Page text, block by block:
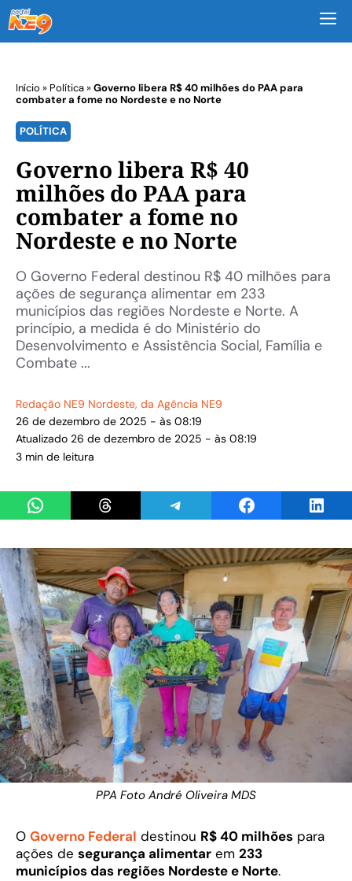
Início » Política»Governo libera R$ 40 milhões do PAA para
combater a fome no Nordeste e no Norte
POLÍTICA
Governo libera R$ 40
milhões do PAA para
combater a fome no
Nordeste e no Norte
O Governo Federal destinou R$ 40 milhões para
ações de segurança alimentar em 233
municípios das regiões Nordeste e Norte. A
princípio, a medida é do Ministério do
Desenvolvimento e Assistência Social, Família e
Combate ...
Redação NE9 Nordeste, da Agência NE9
26 de dezembro de 2025 - às 08:19
Atualizado 26 de dezembro de 2025 - às 08:19
3 min de leitura
Share on WhatsAppShare on ThreadsShare on TelegramShare on Facebook
PPA Foto André Oliveira MDS
O Governo Federal destinou R$ 40 milhões para
ações de segurança alimentar em 233
municípios das regiões Nordeste e Norte.